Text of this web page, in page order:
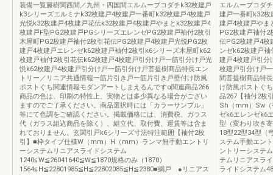
装備一覧籐樹関西間／九州・四国間エルムーブコダチk32枚建戸
k3シリーズエルミナk32枚建戸4枚建戸一番町k32枚建戸4枚建戸
光悦k32枚建戸4枚建戸花伝k32枚建戸4枚建戸やまとk32枚建戸4
枚建戸F型PG2枚建戸PGシリーズエレンゼPG2枚建戸袖付2枚引
木屋町PG2枚建戸袖付2枚引花伝PG2枚建戸4枚建戸光悦PG2枚
建戸4枚建戸エレンゼk62枚建戸袖付2枚引k6シリーズ木屋町k62
枚建戸袖付2枚引花伝k62枚建戸4枚建戸引分け戸一筋引分け戸光
悦k62枚建戸4枚建戸引分け戸一筋引分け戸菩提樹商品特長エン
トリー／リニア共通情報一筋片引き戸一筋片引き戸壁付け防風
ポストぐち関連情報モダンアートしまえるんですα関連商品266
商品の色は、印刷の特性上、実物とは多少異なる場合がござい
ますのでご了承ください。商品選択時には「カラーサンプル」
等にて色調をご確認ください。掲載価格には、消費税、ガラス
代（ガラス組込商品を除く）、組立代、取付費、運賃等は含ま
れておりません。玄関引戸k6シリーズ寸法特注範囲【袖付2枚
引】■枠タイプ仕様W（mm）H（mm）ランマ無手動エントリ
ーシステムリニアスライドシステム
1240≦W≦26041640≦W≦1870規格のみ（1870）
1564≦H≦22801985≦H≦22802085≦H≦2380■網戸 ●リニアス
エルムーブコダ
建戸一番町k32枚
建戸4枚建戸やま
PG2枚建戸袖付2
伝PG2枚建戸4枚
ンゼk62枚建戸
建戸4枚建戸引分
枚建戸引分け戸
間菩提樹商品特
け防風ポストぐ
品267【袖付2枚
Sh（mm）Sw（
ゼk6エレンゼk6
型（変わり吹き
18型22型34型（
ステム手動エン
ントリーシステ
テムリニアスラ
ライドシステム